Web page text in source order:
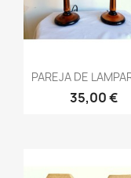
Vista
PAREJA DE
35,00 €